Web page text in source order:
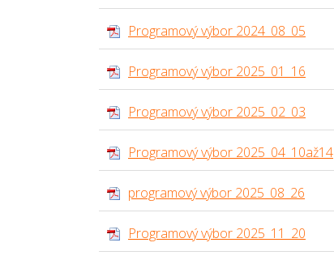
Programový výbor 2024_08_05
Programový výbor 2025_01_16
Programový výbor 2025_02_03
Programový výbor 2025_04_10až14
programový výbor 2025_08_26
Programový výbor 2025_11_20